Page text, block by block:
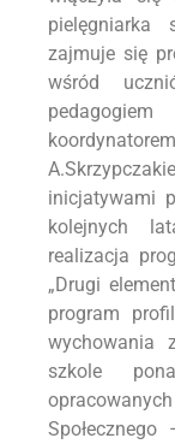
zajmuje się
wśród
inicjatywami
kolejnych
realizacja
„Drugi
program
wychowania
szkole